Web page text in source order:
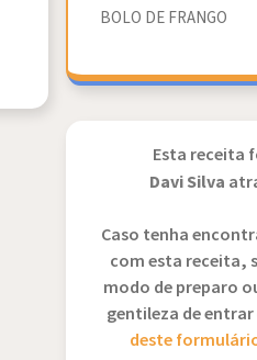
BOLO DE FRANGO
Esta receita
Davi Silva
Caso tenha
com esta receita,
modo de preparo
gentileza de
deste